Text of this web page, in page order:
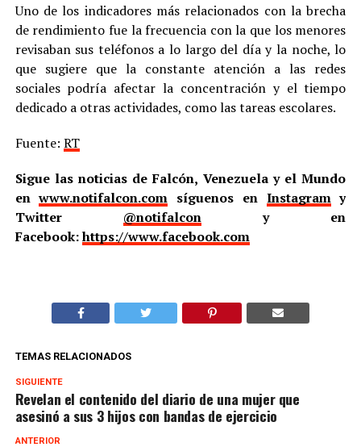
Uno de los indicadores más relacionados con la brecha
de rendimiento fue la frecuencia con la que los menores
revisaban sus teléfonos a lo largo del día y la noche, lo
que sugiere que la constante atención a las redes
sociales podría afectar la concentración y el tiempo
dedicado a otras actividades, como las tareas escolares.
Fuente: RT
Sigue las noticias de Falcón, Venezuela y el Mundo
enwww.notifalcon.com síguenos en Instagramy
Twitter @notifalcony en
Facebook:https://www.facebook.com
TEMAS RELACIONADOS
SIGUIENTE
Revelan el contenido del diario de una mujer que
asesinó a sus 3 hijos con bandas de ejercicio
ANTERIOR